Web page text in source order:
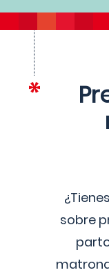
sobre